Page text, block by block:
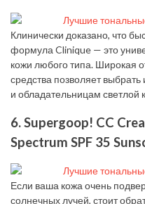
Клинически доказано, что
формула Clinique — это
кожи любого типа. Широкая
средства позволяет
и обладательницам светлой
6. Supergoop! CC
Spectrum SPF 35
Если ваша кожа очень
солнечных лучей, стоит